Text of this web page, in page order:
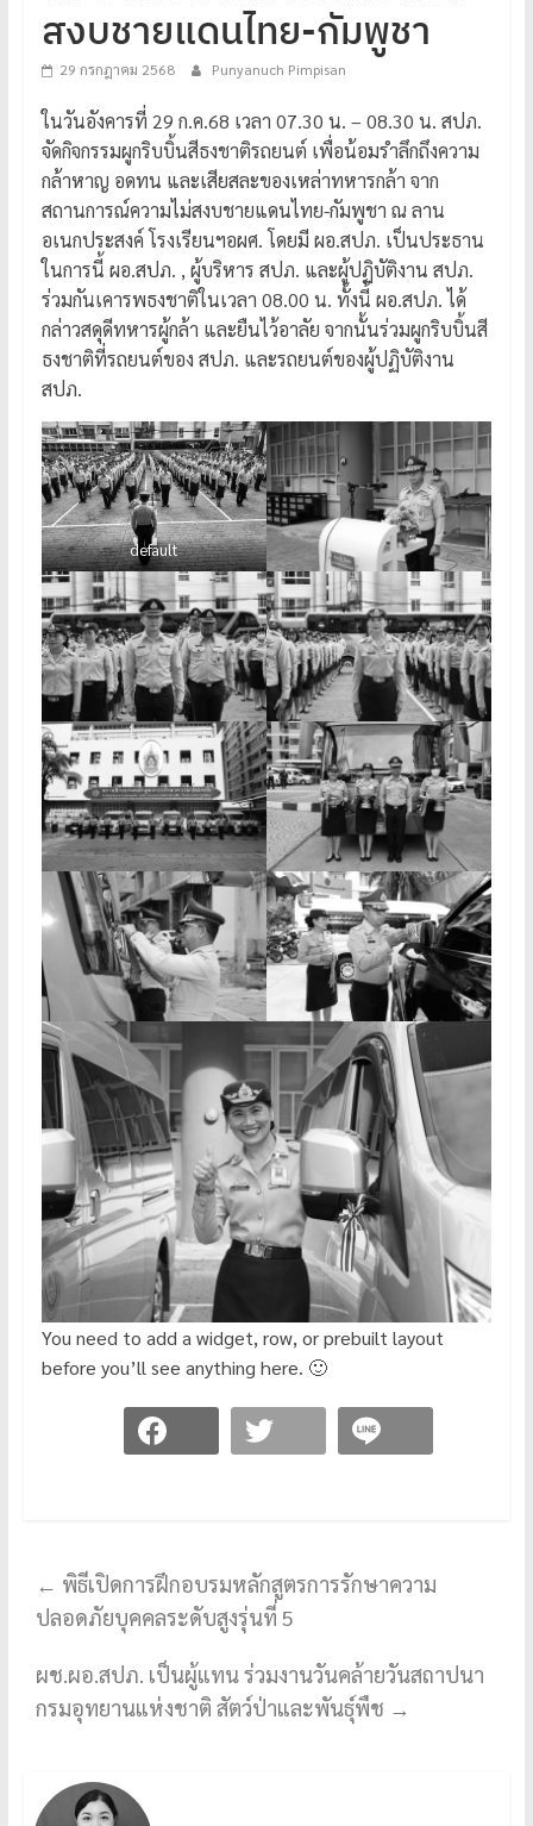
สงบชายแดนไทย-กัมพูชา
29 กรกฎาคม 2568 Punyanuch Pimpisan
ในวันอังคารที่ 29 ก.ค.68 เวลา 07.30 น. – 08.30 น. สปภ.
จัดกิจกรรมผูกริบบิ้นสีธงชาติรถยนต์ เพื่อน้อมรำลึกถึงความ
กล้าหาญ อดทน และเสียสละของเหล่าทหารกล้า จาก
สถานการณ์ความไม่สงบชายแดนไทย-กัมพูชา ณ ลาน
อเนกประสงค์ โรงเรียนฯอผศ. โดยมี ผอ.สปภ. เป็นประธาน
ในการนี้ ผอ.สปภ. , ผู้บริหาร สปภ. และผู้ปฏิบัติงาน สปภ.
ร่วมกันเคารพธงชาติในเวลา 08.00 น. ทั้งนี้ ผอ.สปภ. ได้
กล่าวสดุดีทหารผู้กล้า และยืนไว้อาลัย จากนั้นร่วมผูกริบบิ้นสี
ธงชาติที่รถยนต์ของ สปภ. และรถยนต์ของผู้ปฏิบัติงาน
สปภ.
default
You need to add a widget, row, or prebuilt layout
before you’ll see anything here. 🙂
← พิธีเปิดการฝึกอบรมหลักสูตรการรักษาความ
ปลอดภัยบุคคลระดับสูงรุ่นที่ 5
ผช.ผอ.สปภ. เป็นผู้แทน ร่วมงานวันคล้ายวันสถาปนา
กรมอุทยานแห่งชาติ สัตว์ป่าและพันธุ์พืช →